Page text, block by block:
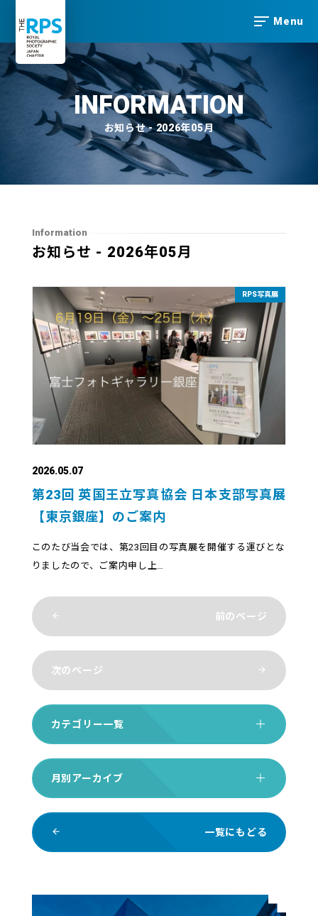
Menu
INFORMATION
お知らせ - 2026年05月
Information
お知らせ - 2026年05月
2026.05.07
第23回 英国王立写真協会 日本支部写真展
【東京銀座】のご案内
このたび当会では、第23回目の写真展を開催する運びとな
りましたので、ご案内申し上…
RPS写真展
arrow_back 前のページ
次のページ arrow_forward
カテゴリー一覧
月別アーカイブ
arrow_back 一覧にもどる